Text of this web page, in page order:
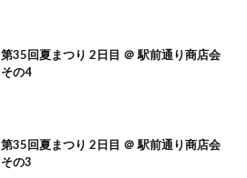
第35回夏まつり 2日目 ＠ 駅前通り商店会
その4
第35回夏まつり 2日目 ＠ 駅前通り商店会
その3